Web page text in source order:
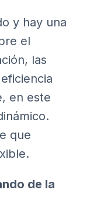
y hay una
el
las
en este
que
de la